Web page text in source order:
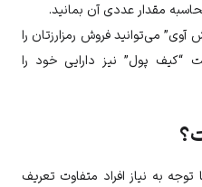
مقدار عددی آن بمانید.
آوی” می‌توانید فروش رمزارزتان را
پول” نیز دارایی خود را
توجه به نیاز افراد متفاوت تعریف